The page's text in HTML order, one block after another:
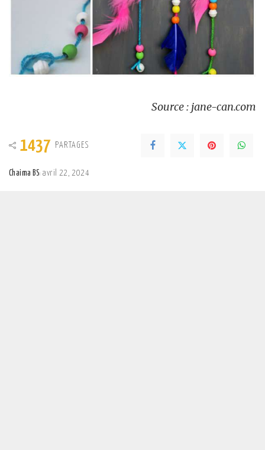
Source : jane-can.com
1437 PARTAGES
Chaima BS avril 22, 2024